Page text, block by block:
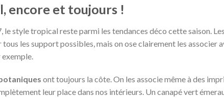
encore et toujours !
le style tropical reste parmi les tendances déco cette saison.
tous les support possibles, mais on ose clairement les associer
ont toujours la côte. On les associe même à des
leur place dans nos intérieurs. Un canapé vert